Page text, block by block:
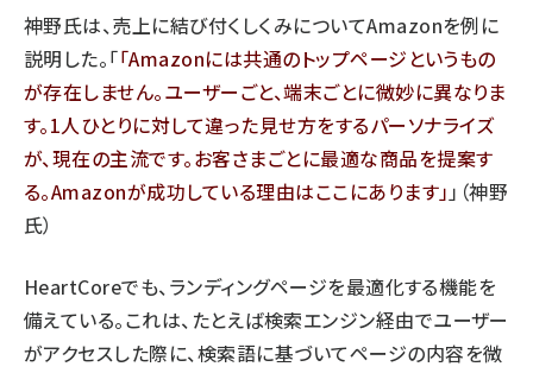
神野氏は、売上に結び付くしくみについてAmazonを例に
説明した。「 Amazonには共通のトップページというもの
が存在しません。ユーザーごと、端末ごとに微妙に異なりま
す。1人ひとりに対して違った見せ方をするパーソナライズ
が、現在の主流です。お客さまごとに最適な商品を提案す
る。Amazonが成功している理由はここにあります 」（神野
氏）
HeartCoreでも、ランディングページを最適化する機能を
備えている。これは、たとえば検索エンジン経由でユーザー
がアクセスした際に、検索語に基づいてページの内容を微